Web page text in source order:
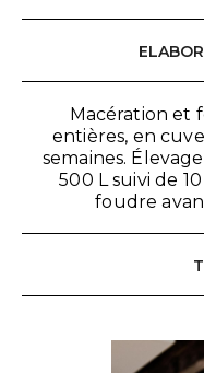
Macération et
entières, en
semaines.
500 L suivi de
foudre